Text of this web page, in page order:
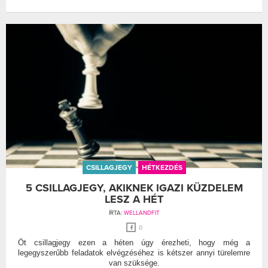
CSILLAGJEGY HÉTKEZDÉS
5 CSILLAGJEGY, AKIKNEK IGAZI KÜZDELEM
LESZ A HÉT
ÍRTA: WELLANDFIT
0
Öt csillagjegy ezen a héten úgy érezheti, hogy még a
legegyszerűbb feladatok elvégzéséhez is kétszer annyi türelemre
van szüksége.